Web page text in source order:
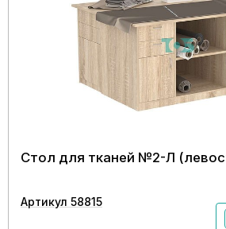
Стол для тканей №2-Л
Артикул 58815